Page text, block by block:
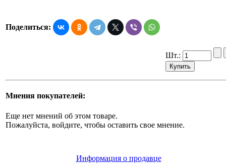
Поделиться:
Шт.:
Мнения покупателей:
Еще нет мнений об этом товаре.
Пожалуйста, войдите, чтобы оставить свое мнение.
Информация о продавце